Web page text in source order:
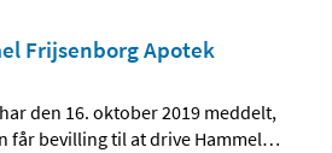
Frijsenborg Apotek
den 16. oktober 2019 meddelt,
får bevilling til at drive Hammel…